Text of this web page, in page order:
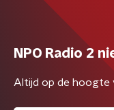
NPO Radio 2
Altijd op de hoogte